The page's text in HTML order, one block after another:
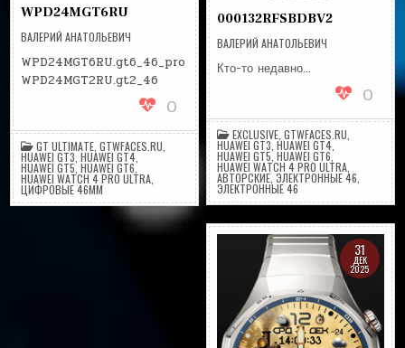
WPD24MGT6RU
ВАЛЕРИЙ АНАТОЛЬЕВИЧ
WPD24MGT6RU.gt6_46_pro
WPD24MGT2RU.gt2_46
0
GT ULTIMATE,GTWFACES.RU,
HUAWEI GT3,HUAWEI GT4,
HUAWEI GT5,HUAWEI GT6,
HUAWEI WATCH 4 PRO ULTRA,
ЦИФРОВЫЕ 46MM
000132RFSBDBV2
ВАЛЕРИЙ АНАТОЛЬЕВИЧ
Кто-то недавно…
0
EXCLUSIVE ,GTWFACES.RU
HUAWEI GT3 ,HUAWEI GT4
HUAWEI GT5,HUAWEI GT6,
HUAWEI WATCH 4 PRO ULTRA
АВТОРСКИЕ ,ЭЛЕКТРОННЫЕ 46
ЭЛЕКТРОННЫЕ 46
31
ДЕК
2025